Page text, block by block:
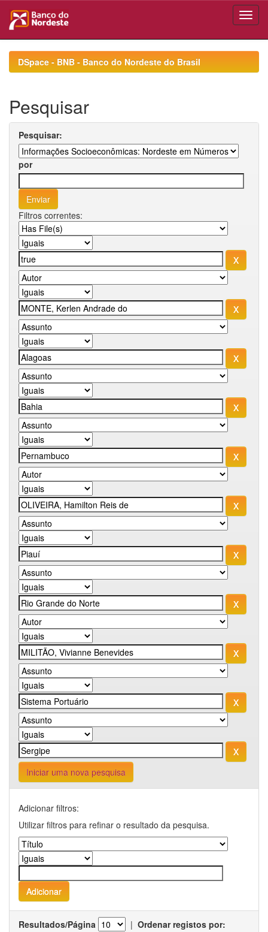
navigationDSpace - BNB - Banco do Nordeste do Brasil
Pesquisar
Pesquisar:
por
Filtros correntes:
Iniciar uma nova pesquisa
Adicionar filtros:
Utilizar filtros para refinar o resultado da pesquisa.
Resultados/Página | Ordenar registos por: